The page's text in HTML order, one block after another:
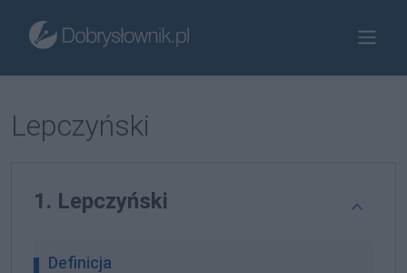
Lepczyński
1. Lepczyński
Definicja